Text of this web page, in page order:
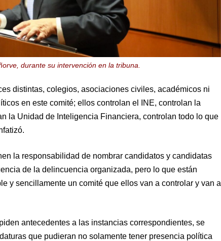
durante su intervención en la tribuna.
distintas, colegios, asociaciones civiles, académicos ni
en este comité; ellos controlan el INE, controlan la
la Unidad de Inteligencia Financiera, controlan todo lo que
la responsabilidad de nombrar candidatos y candidatas
de la delincuencia organizada, pero lo que están
y sencillamente un comité que ellos van a controlar y van a
antecedentes a las instancias correspondientes, se
que pudieran no solamente tener presencia política